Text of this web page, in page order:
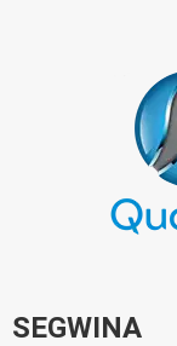
SEGWINA